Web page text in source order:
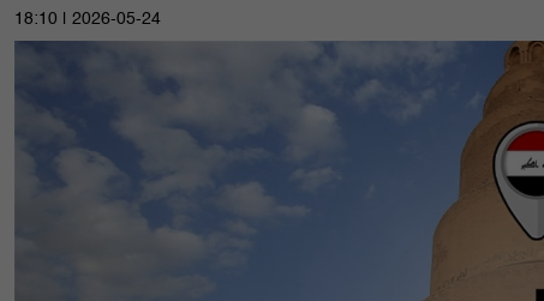
2026-05-24 | 18:10